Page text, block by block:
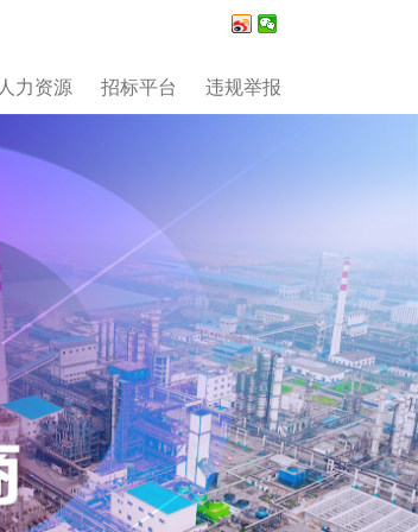
人力资源 招标平台 违规举报